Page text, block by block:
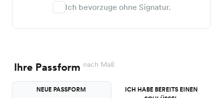
Ich bevorzuge ohne Signatur.
Ihre Passform nach Maß
NEUE PASSFORM
ICH HABE BEREITS EINEN